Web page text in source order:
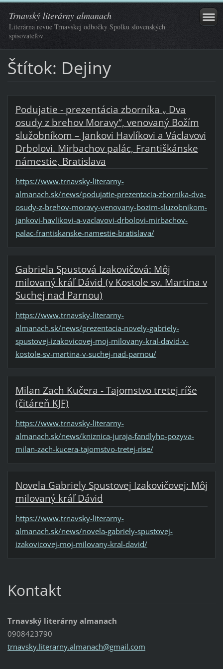
Trnavský literárny almanach
Literárna revue Trnavskej odbočky Spolku slovenských
spisovateľov
Štítok: Dejiny
Podujatie - prezentácia zborníka „ Dva
osudy z brehov Moravy“, venovaný Božím
služobníkom – Jankovi Havlíkovi a Václavovi
Drbolovi. Mirbachov palác, Františkánske
námestie, Bratislava
https://www.trnavsky-literarny-
almanach.sk/news/podujatie-prezentacia-zbornika-dva-
osudy-z-brehov-moravy-venovany-bozim-sluzobnikom-
jankovi-havlikovi-a-vaclavovi-drbolovi-mirbachov-
palac-frantiskanske-namestie-bratislava/
Gabriela Spustová Izakovičová: Môj
milovaný kráľ Dávid (v Kostole sv. Martina v
Suchej nad Parnou)
https://www.trnavsky-literarny-
almanach.sk/news/prezentacia-novely-gabriely-
spustovej-izakovicovej-moj-milovany-kral-david-v-
kostole-sv-martina-v-suchej-nad-parnou/
Milan Zach Kučera - Tajomstvo tretej ríše
(čitáreň KJF)
https://www.trnavsky-literarny-
almanach.sk/news/kniznica-juraja-fandlyho-pozyva-
milan-zach-kucera-tajomstvo-tretej-rise/
Novela Gabriely Spustovej Izakovičovej: Môj
milovaný kráľ Dávid
https://www.trnavsky-literarny-
almanach.sk/news/novela-gabriely-spustovej-
izakovicovej-moj-milovany-kral-david/
Kontakt
Trnavský literárny almanach
0908423790
trnavsky.literarny.almanach@gmail.com